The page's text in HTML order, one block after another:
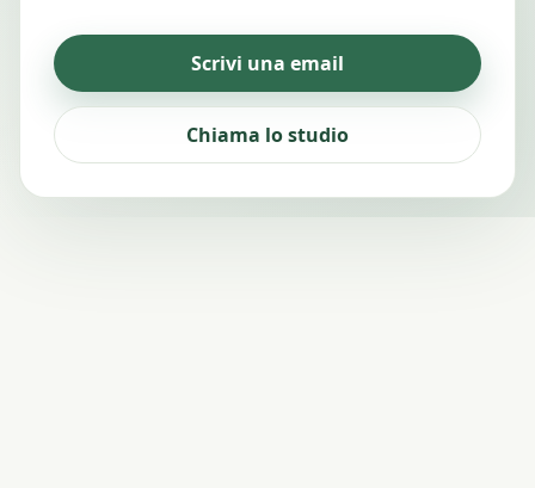
Scrivi una email
Chiama lo studio